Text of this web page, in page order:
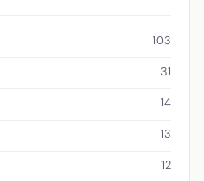
103
31
14
13
12